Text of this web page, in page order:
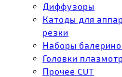
Диффузоры
Катоды для
резки
Наборы
Головки
Прочее CUT